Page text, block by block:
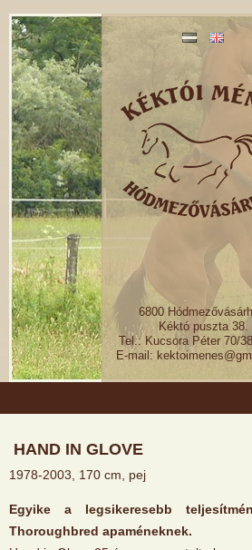
6800
Kéktó puszta 38.
Tel.: Kucsora Péter 70/
E-mail:
HAND IN GLOVE
1978-2003, 170 cm, pej
Egyike a legsikeresebb
Thoroughbred apaméneknek.